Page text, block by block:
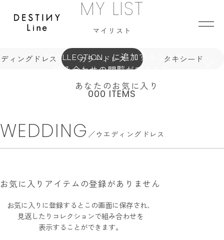
TUXEDO
BRAND
SHOP
INFORMATION
MY LIST
マイリスト
ィングドレス カラードレス タキシード
あなたのお気に入り
000 ITEMS
WEDDING ウエディングドレス
お気に入りアイテムの登録がありません
お気に入りに登録するとこの画面に保存され、
見返したりコレクションで組み合わせを
表示することができます。
COLLECTION
コレクション
登録なし
を見る
登録なし
カラードレス
「COLLECTION」に追加することで
組み合わせの閲覧ができます